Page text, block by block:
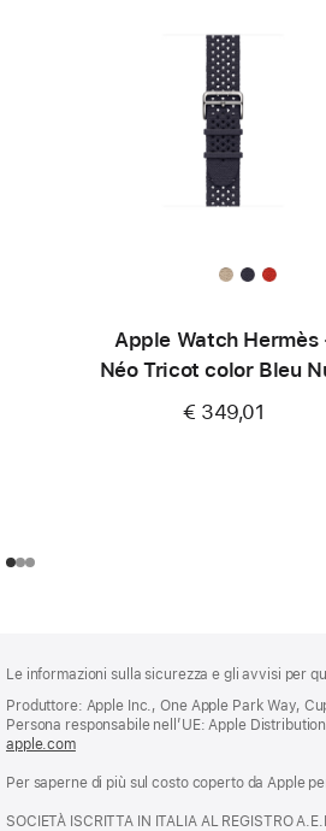
Apple Watch Hermès
Néo Tricot color Bleu
(46 mm)
€ 349,01
di
pagina
a
piè
di
pagina
Le informazioni sulla sicurezza e gli avvisi per
Produttore: Apple Inc., One Apple Park Way,
Persona responsabile nell’UE: Apple
apple.com(si
una
finestra)
Per saperne di più sul costo coperto da Apple
SOCIETÀ ISCRITTA IN ITALIA AL REGISTRO